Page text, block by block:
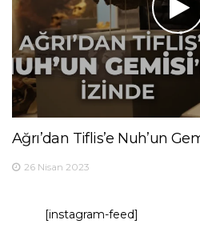
Ağrı’dan Tiflis’e Nuh’un
26 Nisan 2023
[instagram-feed]